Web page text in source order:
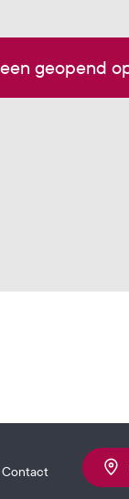
geopend
Contact